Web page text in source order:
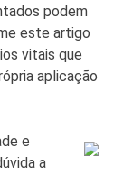
podem
este artigo
vitais que
aplicação
e
a